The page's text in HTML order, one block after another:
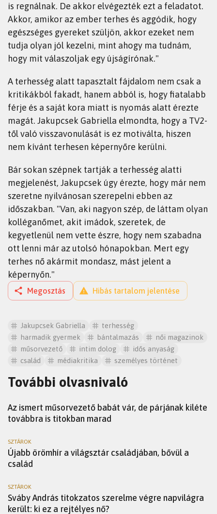
is regnálnak. De akkor elvégezték ezt a feladatot.
Akkor, amikor az ember terhes és aggódik, hogy
egészséges gyereket szüljön, akkor ezeket nem
tudja olyan jól kezelni, mint ahogy ma tudnám,
hogy mit válaszoljak egy újságírónak."
A terhesség alatt tapasztalt fájdalom nem csak a
kritikákból fakadt, hanem abból is, hogy fiatalabb
férje és a saját kora miatt is nyomás alatt érezte
magát. Jakupcsek Gabriella elmondta, hogy a TV2-
től való visszavonulását is ez motiválta, hiszen
nem kívánt terhesen képernyőre kerülni.
Bár sokan szépnek tartják a terhesség alatti
megjelenést, Jakupcsek úgy érezte, hogy már nem
szeretne nyilvánosan szerepelni ebben az
időszakban. "Van, aki nagyon szép, de láttam olyan
kolléganőmet, akit imádok, szeretek, de
kegyetlenül nem vette észre, hogy nem szabadna
ott lenni már az utolsó hónapokban. Mert egy
terhes nő akármit mondasz, mást jelent a
képernyőn."
Megosztás Hibás tartalom jelentése
Jakupcsek Gabriella
terhesség
harmadik gyermek
bántalmazás
női magazinok
műsorvezető
intim dolog
idős anyaság
család
médiakritika személyes történet
További olvasnivaló
Az ismert műsorvezető babát vár, de párjának kiléte
továbbra is titokban marad
SZTÁROK
Újabb örömhír a világsztár családjában, bővül a
család
SZTÁROK
Sváby András titokzatos szerelme végre napvilágra
került: ki ez a rejtélyes nő?